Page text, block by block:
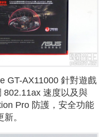
GT-AX11000 針對遊戲
802.11ax 速度以及與
Pro 防護，安全功能
。